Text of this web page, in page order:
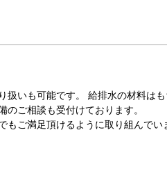
扱いも可能です。 給排水の材料は
のご相談も受付けております。
もご満足頂けるように取り組んでい